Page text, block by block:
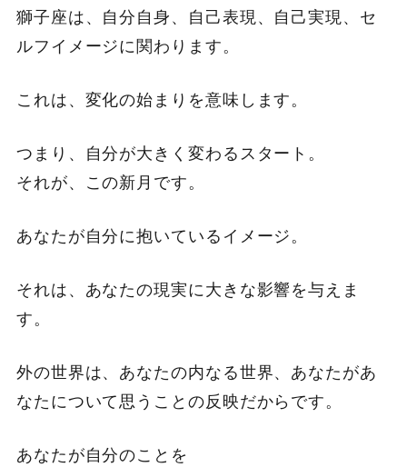
獅子座は、自分自身、自己表現、自己実現、セ
ルフイメージに関わります。
これは、変化の始まりを意味します。
つまり、自分が大きく変わるスタート。
それが、この新月です。
あなたが自分に抱いているイメージ。
それは、あなたの現実に大きな影響を与えま
す。
外の世界は、あなたの内なる世界、あなたがあ
なたについて思うことの反映だからです。
あなたが自分のことを